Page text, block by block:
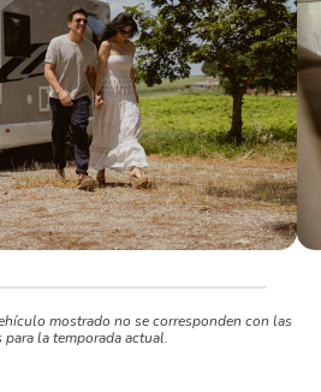
mostrado no se corresponden con las
la temporada actual.